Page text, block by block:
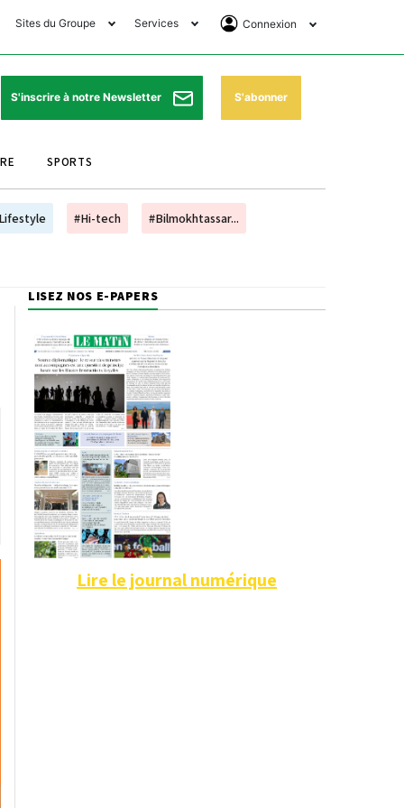
Sites du Groupe
Avantages
Matin Sports
Matin Store
Matin Annonces
Today Forum
Services
Horaires de prières
Pharmacies de garde
Programme TV
Cinéma
Connexion
Se Connecter
Abonnement
S'inscrire à notre Newsletter S'abonner
SPORTS
#Hi-tech #Bilmokhtassar...
LISEZ NOS E-PAPERS
Lire le journal numérique